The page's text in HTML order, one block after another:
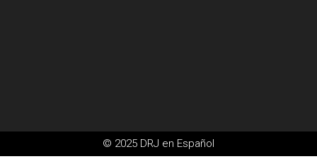
© 2025 DRJ en Español